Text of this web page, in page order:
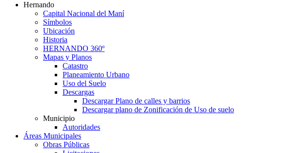
Hernando
Capital Nacional del Maní
Símbolos
Ubicación
Historia
HERNANDO 360º
Mapas y Planos
Catastro
Planeamiento Urbano
Uso del Suelo
Descargas
Descargar Plano de calles y barrios
Descargar plano de Zonificación de Uso de suelo
Municipio
Autoridades
Áreas Municipales
Obras Públicas